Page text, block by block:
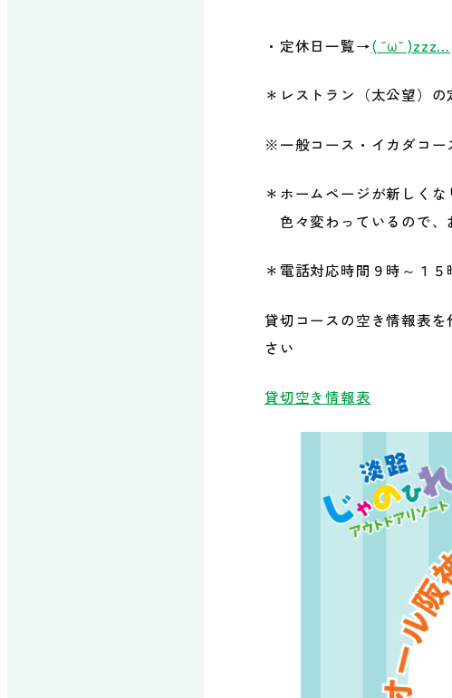
・定休日一覧→( ˘ω˘ )zzz…
＊レストラン（太公望）の
※一般コース・イカダコー
＊ホームページが新しく
色々変わっているので
＊電話対応時間９時～１
貸切コースの空き情報表
さい
貸切空き情報表